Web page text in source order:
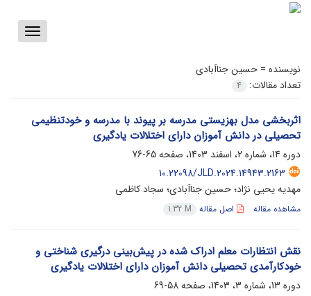
Toggle
نویسنده = حسین جناآبادی
تعداد مقالات:
4
اثربخشی مدل بهزیستی مدرسه بر پیوند با مدرسه و خودتنظیمی
تحصیلی در دانش آموزان دارای اختلالات یادگیری
دوره 14، شماره 2، اسفند 1403، صفحه
65-76
10.22098/JLD.2024.14943.2163
مهدیه یحیی نژاد؛ حسین جناآبادی؛ سجاد کاظمی
مشاهده مقاله اصل مقاله 1.32 M
نقش انتظارات معلم ادراک شده در پیش‌بینی درگیری شناختی و
خودکارآمدی تحصیلی دانش آموزان دارای اختلالات یادگیری
دوره 13، شماره 3، 1403، صفحه
58-69